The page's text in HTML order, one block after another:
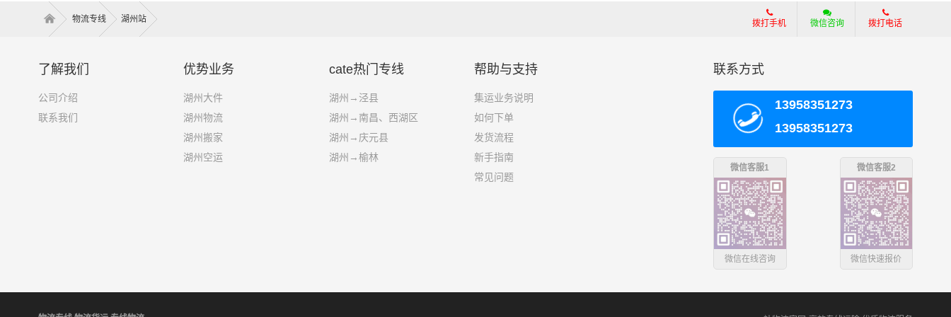
物流专线 湖州站 拨打手机 微信咨询 拨打电话
了解我们
公司介绍
联系我们
优势业务
湖州大件
湖州物流
湖州搬家
湖州空运
cate热门专线
湖州→泾县
湖州→南昌、西湖区
湖州→庆元县
湖州→榆林
帮助与支持
集运业务说明
如何下单
发货流程
新手指南
常见问题
联系方式
13958351273
13958351273
微信客服1
微信在线咨询
微信客服2
微信快速报价